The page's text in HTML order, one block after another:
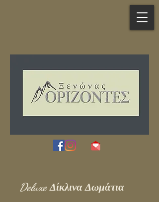
DeluxeΔίκλινα Δωμάτια